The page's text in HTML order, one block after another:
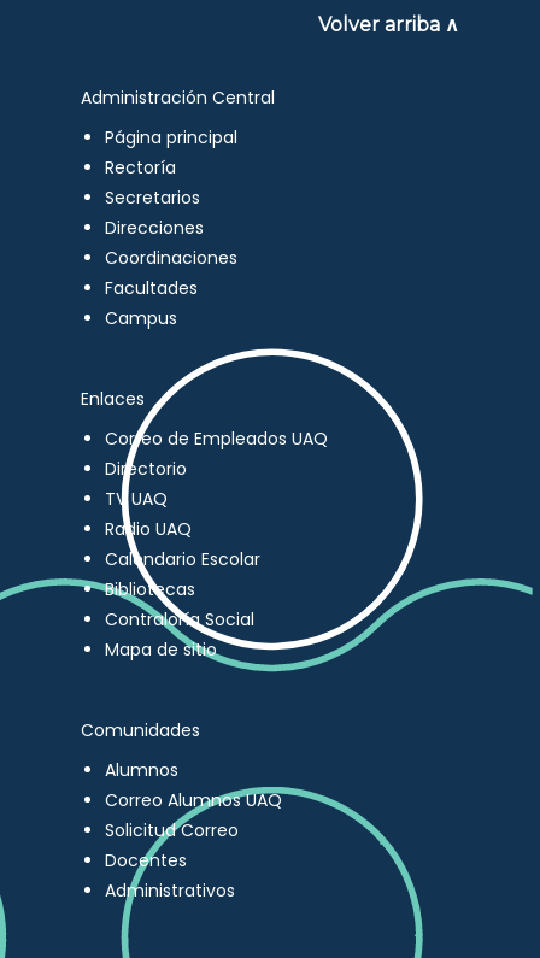
Volver arriba ∧
Administración Central
Página principal
Rectoría
Secretarios
Direcciones
Coordinaciones
Facultades
Campus
Enlaces
Correo de Empleados UAQ
Directorio
TV UAQ
Radio UAQ
Calendario Escolar
Bibliotecas
Contraloría Social
Mapa de sitio
Comunidades
Alumnos
Correo Alumnos UAQ
Solicitud Correo
Docentes
Administrativos